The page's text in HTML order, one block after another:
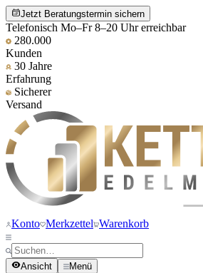
Jetzt Beratungstermin sichern
Telefonisch Mo–Fr 8–20 Uhr erreichbar
280.000
Kunden
30 Jahre
Erfahrung
Sicherer
Versand
Konto Merkzettel Warenkorb
Ansicht Menü